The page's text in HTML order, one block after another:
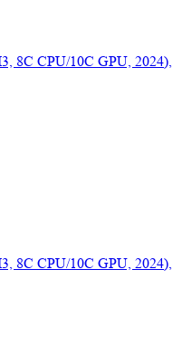
8C CPU/10C GPU, 2024),
8C CPU/10C GPU, 2024),